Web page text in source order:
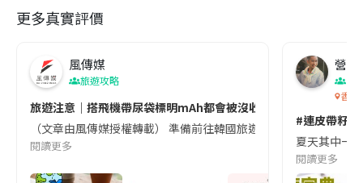
更多真實評價
風傳媒
旅遊攻略
旅遊注意｜搭飛機帶尿袋標明mAh都會被沒收😱出發前切記檢查
（文章由風傳媒授權轉載） 準備前往韓國旅遊的民眾，近期要
閱讀更多
營養
香港
#連皮帶籽
夏天其中一
閱讀更多